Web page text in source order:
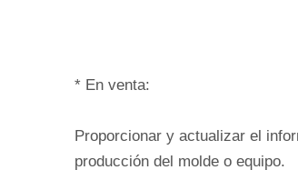
* En venta:
Proporcionar y actualizar el
producción del molde o equipo.